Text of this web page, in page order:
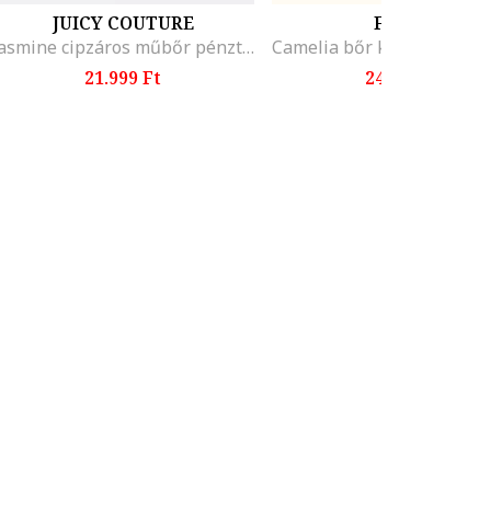
JUICY COUTURE
Jasmine cipzáros műbőr pénztárca, Krémszín
21.999 Ft
FURLA
24.299 Ft